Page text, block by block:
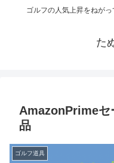
ゴルフの人気上昇をねが
た
AmazonPrimeセ
品
ゴルフ道具